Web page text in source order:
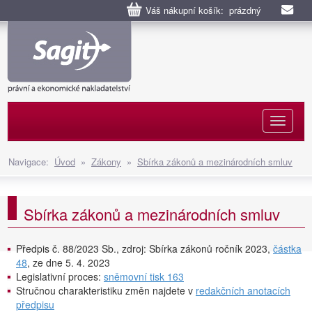
Váš nákupní košík: prázdný
Navigace: Úvod » Zákony » Sbírka zákonů a mezinárodních smluv
Sbírka zákonů a mezinárodních smluv
Předpis č. 88/2023 Sb., zdroj: Sbírka zákonů ročník 2023, částka
48, ze dne 5. 4. 2023
Legislativní proces: sněmovní tisk 163
Stručnou charakteristiku změn najdete v redakčních anotacích
předpisu